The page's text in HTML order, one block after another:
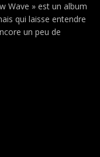
Wave » est un album
qui laisse entendre
un peu de